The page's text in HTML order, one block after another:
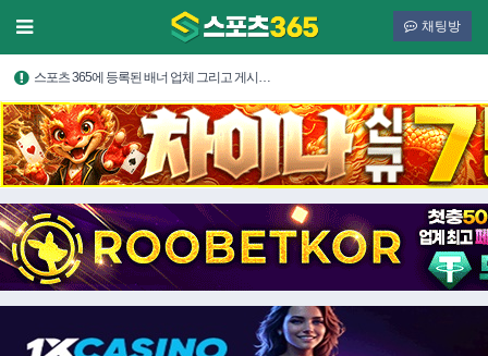
채팅방
스포츠 365에 등록된 배너 업체 그리고 게시…